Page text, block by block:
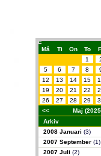
Må Ti On To
1
5
6 7 8
12
13 14 15
19
20 21 22
26
27 28 29
<<
Maj
Arkiv
2008 Januari (3)
2007 September (1)
2007 Juli (2)